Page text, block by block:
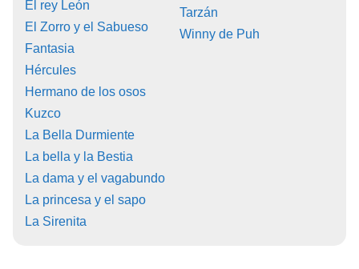
El rey León
El Zorro y el Sabueso
Fantasia
Hércules
Hermano de los osos
Kuzco
La Bella Durmiente
La bella y la Bestia
La dama y el vagabundo
La princesa y el sapo
La Sirenita
Tarzán
Winny de Puh